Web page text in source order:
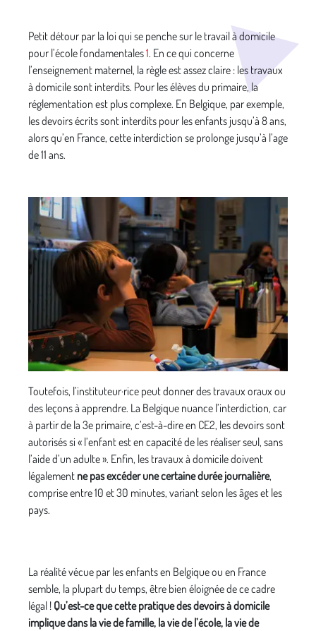
Petit détour par la loi qui se penche sur le travail à domicile
pour l’école fondamentales1. En ce qui concerne
l’enseignement maternel, la règle est assez claire : les travaux
à domicile sont interdits. Pour les élèves du primaire, la
réglementation est plus complexe. En Belgique, par exemple,
les devoirs écrits sont interdits pour les enfants jusqu’à 8 ans,
alors qu’en France, cette interdiction se prolonge jusqu’à l’age
de 11 ans.
Toutefois, l’instituteur·rice peut donner des travaux oraux ou
des leçons à apprendre. La Belgique nuance l’interdiction, car
à partir de la 3e primaire, c’est-à-dire en CE2, les devoirs sont
autorisés si « l’enfant est en capacité de les réaliser seul, sans
l’aide d’un adulte ». Enfin, les travaux à domicile doivent
légalement ne pas excéder une certaine durée journalière,
comprise entre 10 et 30 minutes, variant selon les âges et les
pays.
La réalité vécue par les enfants en Belgique ou en France
semble, la plupart du temps, être bien éloignée de ce cadre
légal ! Qu’est-ce que cette pratique des devoirs à domicile
implique dans la vie de famille, la vie de l’école, la vie de